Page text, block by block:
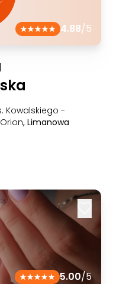
4.88/5
Kowalskiego -
, Limanowa
5.00/5